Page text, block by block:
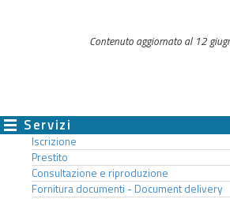
Contenuto aggiornato al 12
Servizi
Iscrizione
Prestito
Consultazione e riproduzione
Fornitura documenti - Document delivery